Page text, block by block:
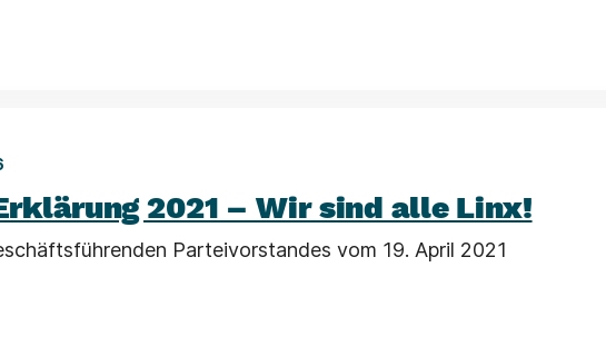
2021 – Wir sind alle Linx!
Parteivorstandes vom 19. April 2021